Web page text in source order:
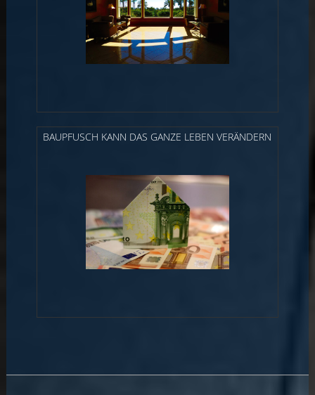
BAUPFUSCH KANN DAS GANZE LEBEN VERÄNDERN